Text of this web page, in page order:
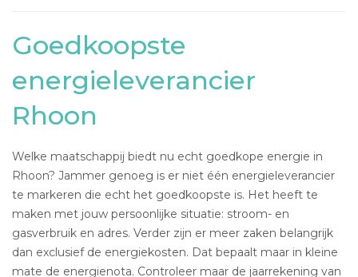
Goedkoopste
energieleverancier
Rhoon
Welke maatschappij biedt nu echt goedkope energie in
Rhoon? Jammer genoeg is er niet één energieleverancier
te markeren die echt het goedkoopste is. Het heeft te
maken met jouw persoonlijke situatie: stroom- en
gasverbruik en adres. Verder zijn er meer zaken belangrijk
dan exclusief de energiekosten. Dat bepaalt maar in kleine
mate de energienota. Controleer maar de jaarrekening van